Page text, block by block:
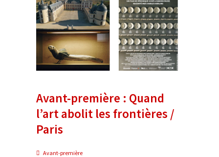
Avant-première : Quand
l’art abolit les frontières /
Paris
Avant-première